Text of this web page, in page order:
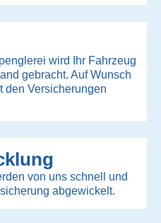
wird Ihr Fahrzeug
gebracht. Auf Wunsch
den Versicherungen
von uns schnell und
abgewickelt.